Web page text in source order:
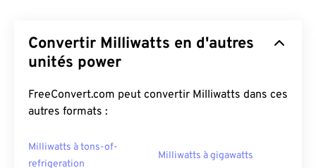
Convertir Milliwatts en d'autres
unités power
FreeConvert.com peut convertir Milliwatts dans ces
autres formats :
Milliwatts à tons-of-
refrigeration
Milliwatts à gigawatts